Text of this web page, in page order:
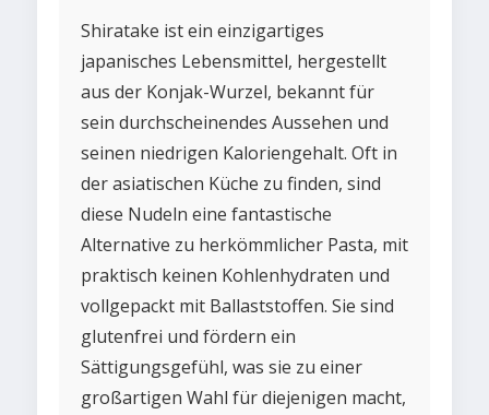
Shiratake ist ein einzigartiges
japanisches Lebensmittel, hergestellt
aus der Konjak-Wurzel, bekannt für
sein durchscheinendes Aussehen und
seinen niedrigen Kaloriengehalt. Oft in
der asiatischen Küche zu finden, sind
diese Nudeln eine fantastische
Alternative zu herkömmlicher Pasta, mit
praktisch keinen Kohlenhydraten und
vollgepackt mit Ballaststoffen. Sie sind
glutenfrei und fördern ein
Sättigungsgefühl, was sie zu einer
großartigen Wahl für diejenigen macht,